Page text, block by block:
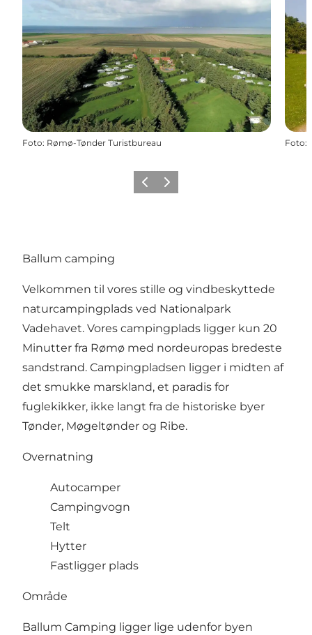
Foto: Rømø-Tønder Turistbureau Foto:
ForrigeNæste
Ballum camping
Velkommen til vores stille og vindbeskyttede
naturcampingplads ved Nationalpark
Vadehavet. Vores campingplads ligger kun 20
Minutter fra Rømø med nordeuropas bredeste
sandstrand. Campingpladsen ligger i midten af
det smukke marskland, et paradis for
fuglekikker, ikke langt fra de historiske byer
Tønder, Møgeltønder og Ribe.
Overnatning
Autocamper
Campingvogn
Telt
Hytter
Fastligger plads
Område
Ballum Camping ligger lige udenfor byen